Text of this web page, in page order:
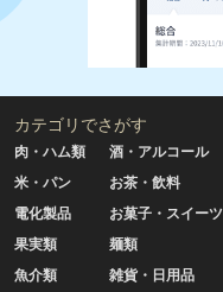
カテゴリでさがす
肉・ハム類
米・パン
電化製品
果実類
魚介類
酒・アルコール
お茶・飲料
お菓子・スイーツ
麺類
雑貨・日用品